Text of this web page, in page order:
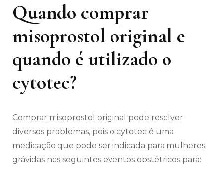
Quando comprar
misoprostol original e
quando é utilizado o
cytotec?
Comprar misoprostol original pode resolver
diversos problemas, pois o cytotec é uma
medicação que pode ser indicada para mulheres
grávidas nos seguintes eventos obstétricos para: